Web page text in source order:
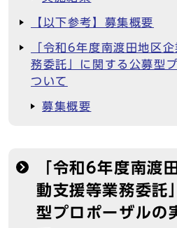
【以下参考】募集概要
「令和6年度南渡田地区
務委託」に関する公募型
ついて
募集概要
「令和6年度南渡
動支援等業務委託
型プロポーザルの